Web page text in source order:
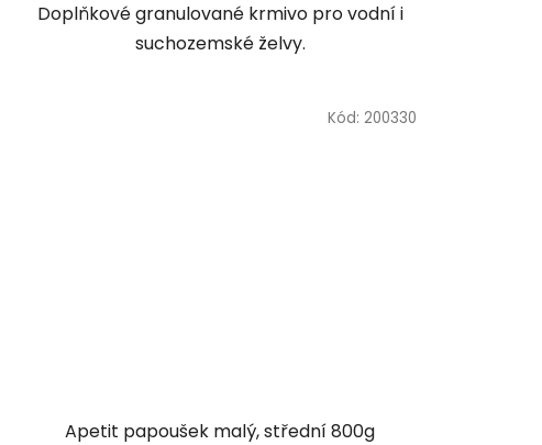
Doplňkové granulované krmivo pro vodní i
suchozemské želvy.
Apetit papoušek malý, střední 800g
Kód: 200330